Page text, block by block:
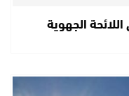
الجهوية